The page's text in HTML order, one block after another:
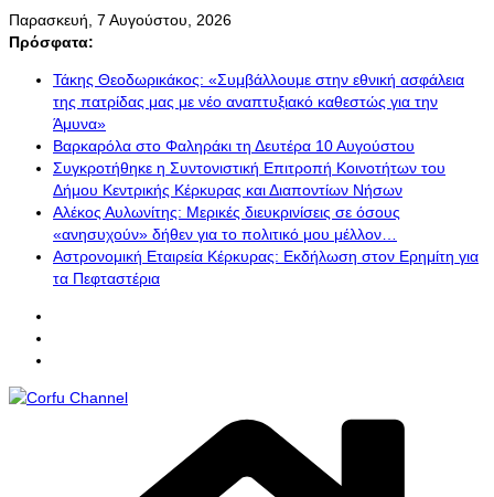
Μετάβαση
σε
Παρασκευή, 7 Αυγούστου, 2026
Πρόσφατα:
Τάκης Θεοδωρικάκος: «Συμβάλλουμε στην εθνική ασφάλεια
της πατρίδας μας με νέο αναπτυξιακό καθεστώς για την
Άμυνα»
Βαρκαρόλα στο Φαληράκι τη Δευτέρα 10 Αυγούστου
Συγκροτήθηκε η Συντονιστική Επιτροπή Κοινοτήτων του
Δήμου Κεντρικής Κέρκυρας και Διαποντίων Νήσων
Αλέκος Αυλωνίτης: Μερικές διευκρινίσεις σε όσους
«ανησυχούν» δήθεν για το πολιτικό μου μέλλον…
Αστρονομική Εταιρεία Κέρκυρας: Εκδήλωση στον Ερημίτη για
τα Πεφταστέρια